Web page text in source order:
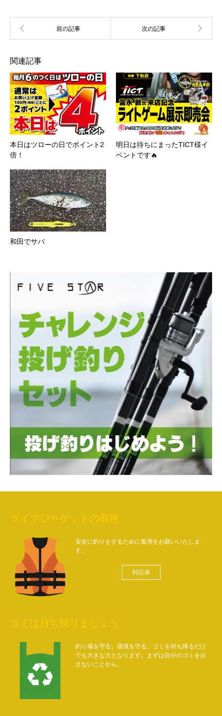
関連記事
本日はツローの日でポイント2
倍！
明日は待ちにまったTICT様イ
ベントです🔥
和田でサバ
ライフジャケットの着用
安全に釣りをするために着用をお願いいたしま
す。
対応表
ゴミは持ち帰りましょう
釣り場を守る。環境を守る。ゴミを持ち帰るだけ
でも大きな力となります。まずは自分のゴミを出
さないことから。